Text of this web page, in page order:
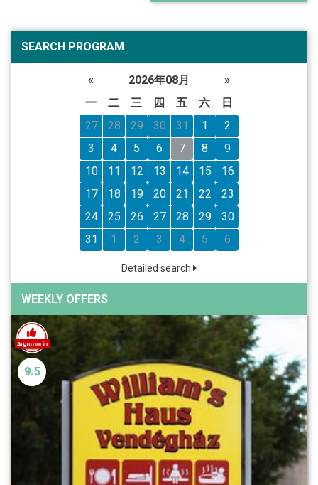
SEARCH PROGRAM
« 2026年08月
»
一
二 三 四 五 六
日
27
28 29 30 31 1
2
3
4 5 6 7 8
9
10
11 12 13 14 15
16
17
18 19 20 21 22
23
24
25 26 27 28 29
30
31
1 2 3 4 5 6
Detailed search
WEEKLY OFFERS
9.5